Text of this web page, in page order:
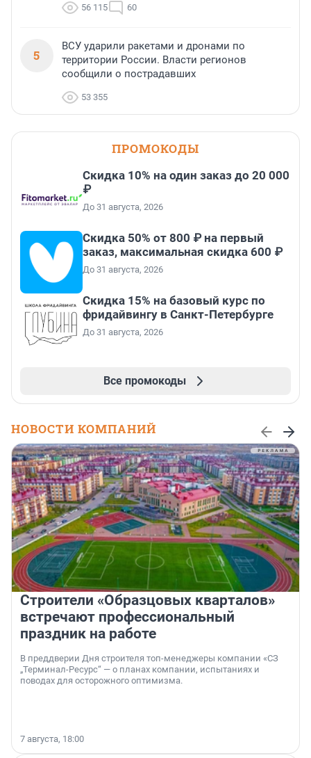
56 115 60
5
ВСУ ударили ракетами и дронами по
территории России. Власти регионов
сообщили о пострадавших
53 355
ПРОМОКОДЫ
Скидка 10% на один заказ до 20 000
₽
До 31 августа, 2026
Скидка 50% от 800 ₽ на первый
заказ, максимальная скидка 600 ₽
До 31 августа, 2026
Скидка 15% на базовый курс по
фридайвингу в Санкт-Петербурге
До 31 августа, 2026
Все промокоды
НОВОСТИ КОМПАНИЙ
Строители «Образцовых кварталов»
встречают профессиональный
праздник на работе
В преддверии Дня строителя топ-менеджеры компании «СЗ
„Терминал-Ресурс“ — о планах компании, испытаниях и
поводах для осторожного оптимизма.
7 августа, 18:00